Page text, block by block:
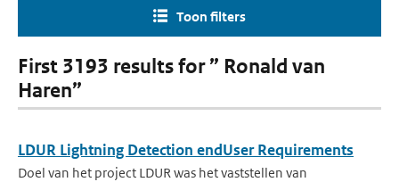
Toon filters
First 3193 results for ” Ronald van
Haren”
LDUR Lightning Detection endUser Requirements
Doel van het project LDUR was het vaststellen van